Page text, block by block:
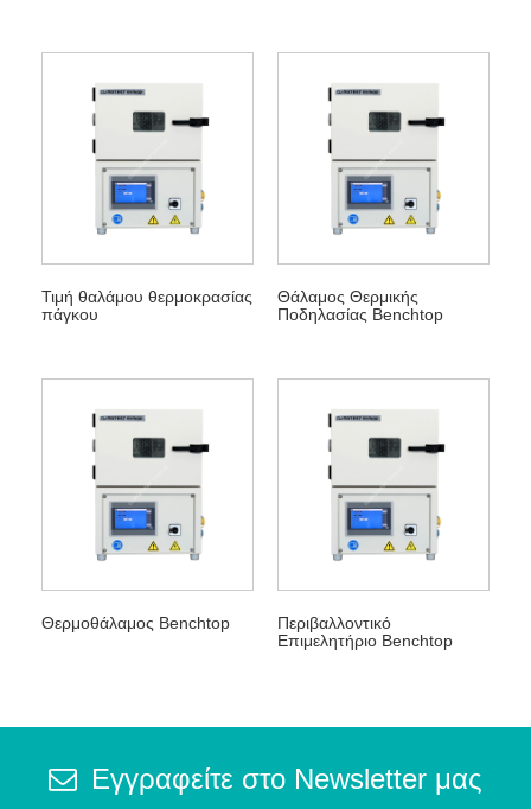
Τιμή θαλάμου θερμοκρασίας
πάγκου
Θάλαμος Θερμικής
Ποδηλασίας Benchtop
Θερμοθάλαμος Benchtop
Περιβαλλοντικό
Επιμελητήριο Benchtop
Εγγραφείτε στο Newsletter μας